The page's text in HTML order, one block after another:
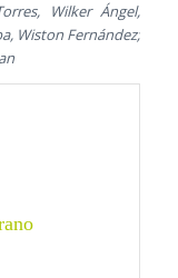
Wilker Ángel,
Wiston Fernández;